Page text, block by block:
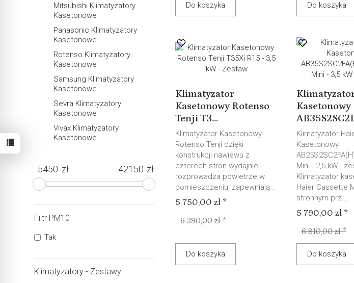
Do koszyka Do koszyka
Klimatyzator
Kasetonowy Rotenso
Tenji T3...
Klimatyzator Kasetonowy
Rotenso Tenji dzięki
konstrukcji nawiewu z
czterech stron wydajnie
rozprowadza powietrze w
pomieszczeniu, zapewniają...
5 750,00 zł *
6 390,00 zł *
Do koszyka
Kasetonowy
Klimatyzator
Kasetonowy
Mini - 2,5 kW -
Klimatyzator
Haier Cassette
stronnym prz...
5 790,00 zł *
6 810,00 zł *
Do koszyka
Mitsubishi Klimatyzatory
Kasetonowe
Panasonic Klimatyzatory
Kasetonowe
Rotenso Klimatyzatory
Kasetonowe
Samsung Klimatyzatory
Kasetonowe
Sevra Klimatyzatory
Kasetonowe
Vivax Klimatyzatory
Kasetonowe
zł zł
Filtr PM10
Tak
Klimatyzatory - Zestawy